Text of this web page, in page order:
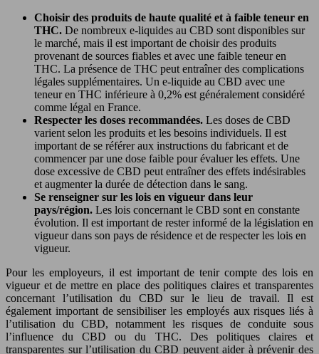
Choisir des produits de haute qualité et à faible teneur en
THC. De nombreux e-liquides au CBD sont disponibles sur
le marché, mais il est important de choisir des produits
provenant de sources fiables et avec une faible teneur en
THC. La présence de THC peut entraîner des complications
légales supplémentaires. Un e-liquide au CBD avec une
teneur en THC inférieure à 0,2% est généralement considéré
comme légal en France.
Respecter les doses recommandées. Les doses de CBD
varient selon les produits et les besoins individuels. Il est
important de se référer aux instructions du fabricant et de
commencer par une dose faible pour évaluer les effets. Une
dose excessive de CBD peut entraîner des effets indésirables
et augmenter la durée de détection dans le sang.
Se renseigner sur les lois en vigueur dans leur
pays/région. Les lois concernant le CBD sont en constante
évolution. Il est important de rester informé de la législation en
vigueur dans son pays de résidence et de respecter les lois en
vigueur.
Pour les employeurs, il est important de tenir compte des lois en
vigueur et de mettre en place des politiques claires et transparentes
concernant l’utilisation du CBD sur le lieu de travail. Il est
également important de sensibiliser les employés aux risques liés à
l’utilisation du CBD, notamment les risques de conduite sous
l’influence du CBD ou du THC. Des politiques claires et
transparentes sur l’utilisation du CBD peuvent aider à prévenir des